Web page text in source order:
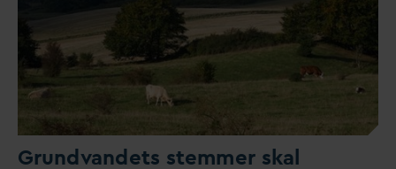
Grundvandets stemmer skal